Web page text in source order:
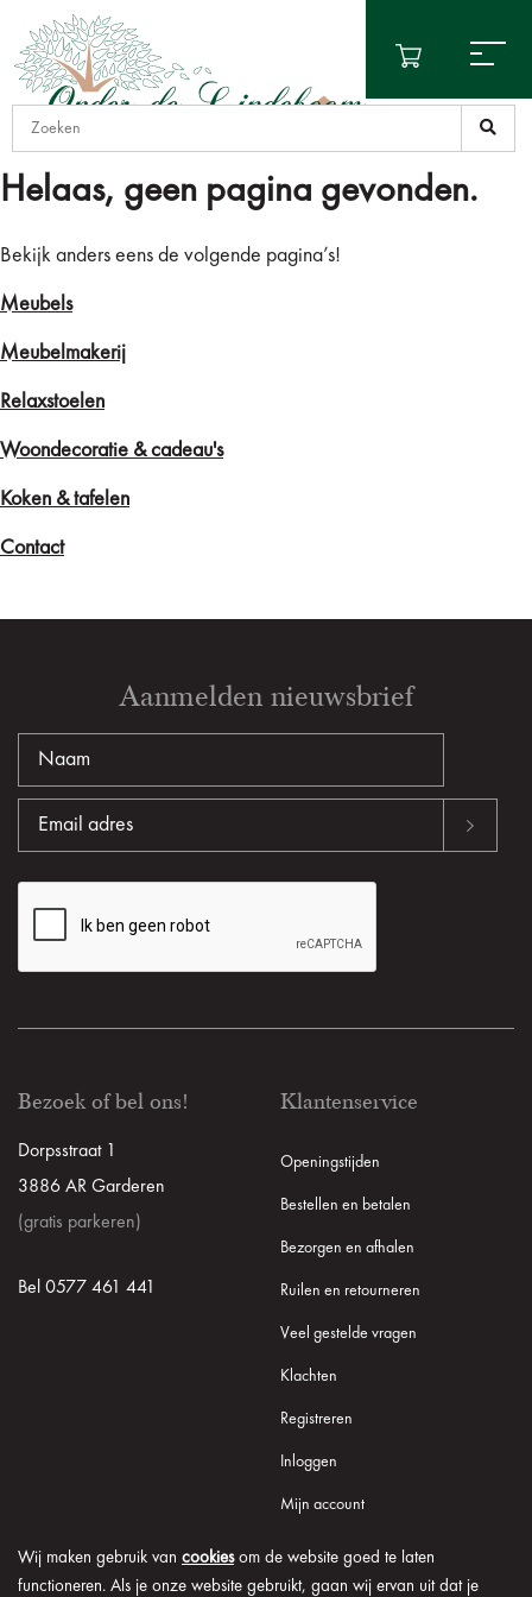
Wij maken gebruik van cookiesom de website goed te laten
functioneren. Als je onze website gebruikt, gaan wij ervan uit dat je
Helaas, geen pagina gevonden.
Bekijk anders eens de volgende pagina’s!
Meubels
Meubelmakerij
Relaxstoelen
Woondecoratie & cadeau's
Koken & tafelen
Contact
Aanmelden nieuwsbrief
Bezoek of bel ons!
Dorpsstraat 1
3886 AR Garderen
(gratis parkeren)
Bel 0577 461 441
Klantenservice
Openingstijden
Bestellen en betalen
Bezorgen en afhalen
Ruilen en retourneren
Veel gestelde vragen
Klachten
Registreren
Inloggen
Mijn account